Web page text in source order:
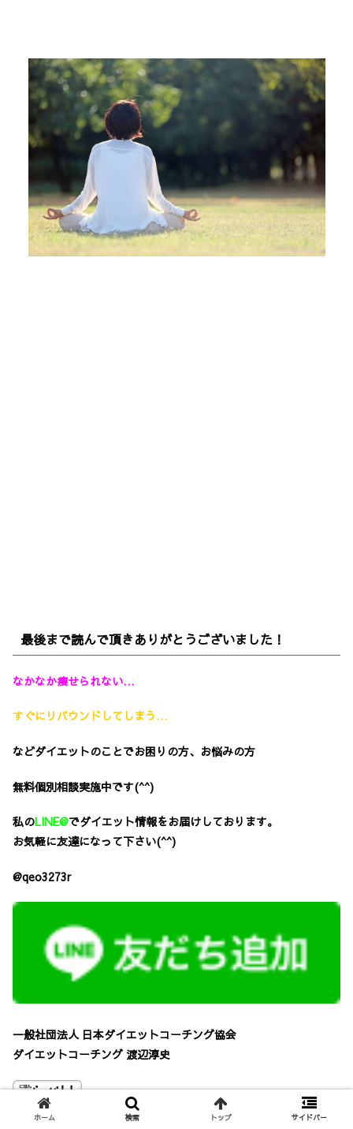
最後まで読んで頂きありがとうございました！
なかなか痩せられない…
すぐにリバウンドしてしまう…
などダイエットのことでお困りの方、お悩みの方
無料個別相談実施中です(^^)
私のLINE@でダイエット情報をお届けしております。
お気軽に友達になって下さい(^^)
@qeo3273r
一般社団法人 日本ダイエットコーチング協会
ダイエットコーチング 渡辺淳史
にほんブログ村
ホーム 検索 トップ サイドバー